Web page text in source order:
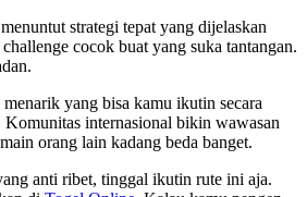
strategi tepat yang dijelaskan
cocok buat yang suka tantangan.
yang bisa kamu ikutin secara
Komunitas internasional bikin wawasan
orang lain kadang beda banget.
anti ribet, tinggal ikutin rute ini aja.